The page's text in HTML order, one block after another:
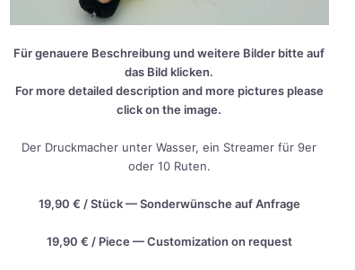
Für genaue­re Beschrei­bung und wei­te­re Bil­der bit­te auf
das Bild kli­cken.
For more detail­ed descrip­ti­on and more pic­tures plea­se
click on the image.
Der Druck­ma­cher unter Was­ser, ein Strea­mer für 9er
oder 10 Ruten.
19,90 € / Stück — Son­der­wün­sche auf Anfra­ge
19,90 € / Pie­ce — Cus­to­miza­ti­on on request